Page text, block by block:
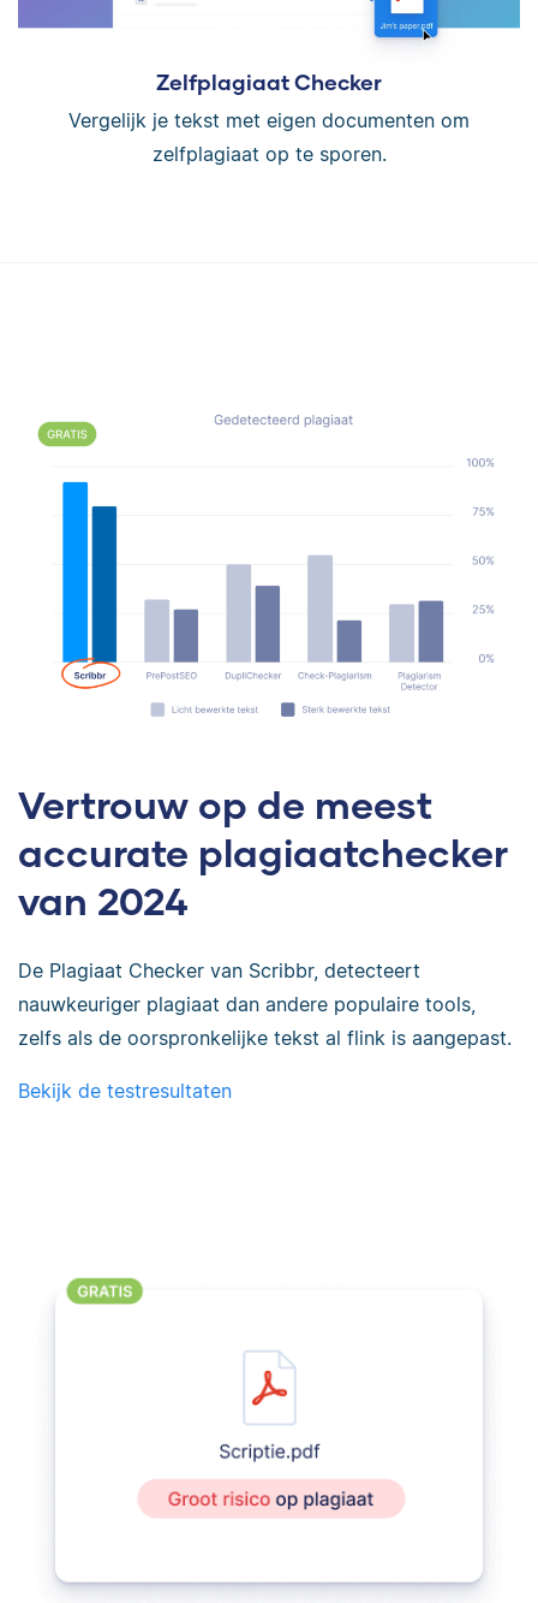
Zelfplagiaat Checker
Vergelijk je tekst met eigen documenten om
zelfplagiaat op te sporen.
Vertrouw op de meest
accurate plagiaatchecker
van 2024
De Plagiaat Checker van Scribbr, detecteert
nauwkeuriger plagiaat dan andere populaire tools,
zelfs als de oorspronkelijke tekst al flink is aangepast.
Bekijk de testresultaten